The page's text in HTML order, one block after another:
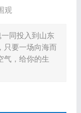
观
同投入到山东
只要一场向海而
气，给你的生